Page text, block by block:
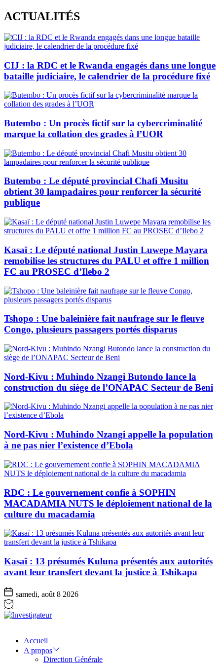
Skip
to
content
ACTUALITÉS
CIJ : la RDC et le Rwanda engagés dans une longue
bataille judiciaire, le calendrier de la procédure fixé
Butembo : Un procès fictif sur la cybercriminalité
marque la collation des grades à l’UOR
Butembo : Le député provincial Chafi Musitu
obtient 30 lampadaires pour renforcer la sécurité
publique
Kasaï : Le député national Justin Luwepe Mayara
remobilise les structures du PALU et offre 1 million
FC au PROSEC d’Ilebo 2
Tshopo : Une baleinière fait naufrage sur le fleuve
Congo, plusieurs passagers portés disparus
Nord-Kivu : Muhindo Nzangi Butondo lance la
construction du siège de l’ONAPAC Secteur de Beni
Nord-Kivu : Muhindo Nzangi appelle la population
à ne pas nier l’existence d’Ebola
RDC : Le gouvernement confie à SOPHIN
MACADAMIA NUTS le déploiement national de la
culture du macadamia
Kasaï : 13 présumés Kuluna présentés aux autorités
avant leur transfert devant la justice à Tshikapa
samedi, août 8 2026
Accueil
A propos
Direction Générale